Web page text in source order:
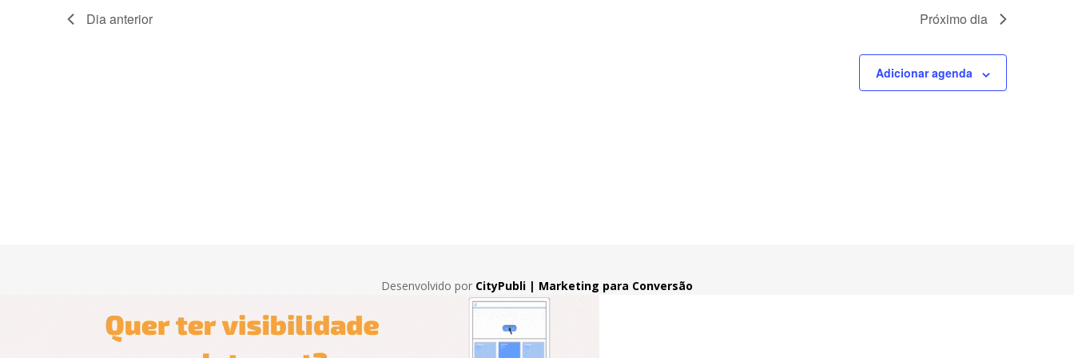
Dia anterior Próximo dia
Adicionar agenda
Desenvolvido por CityPubli | Marketing para Conversão